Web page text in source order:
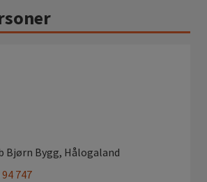
Bjørn Bygg, Hålogaland
747